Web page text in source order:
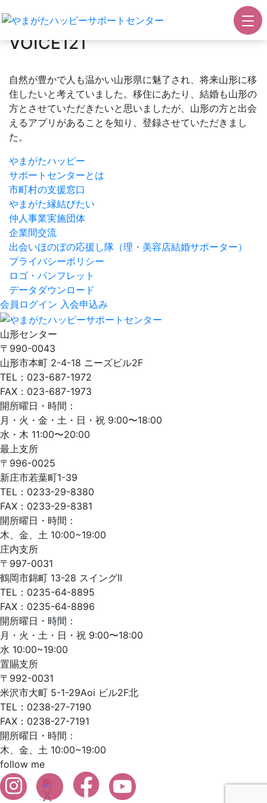
利用者の声
VOICE121
自然が豊かで人も温かい山形県に魅了され、将来山形に移
住したいと考えていました。移住にあたり、結婚も山形の
方とさせていただきたいと思いましたが、山形の方と出会
えるアプリがあることを知り、登録させていただきまし
た。
やまがたハッピー
サポートセンターとは
市町村の支援窓口
やまがた縁結びたい
仲人事業実施団体
企業間交流
出会いほのぼの応援し隊 （理・美容店結婚サポーター）
プライバシーポリシー
ロゴ・パンフレット
データダウンロード
会員ログイン 入会申込み
山形センター
〒990-0043
山形市本町 2-4-18 ニーズビル2F
TEL：023-687-1972
FAX：023-687-1973
開所曜日・時間：
月・火・金・土・日・祝 9:00〜18:00
水・木 11:00〜20:00
最上支所
〒996-0025
新庄市若葉町1-39
TEL：0233-29-8380
FAX：0233-29-8381
開所曜日・時間：
木、金、土 10:00~19:00
庄内支所
〒997-0031
鶴岡市錦町 13-28 スイングII
TEL：0235-64-8895
FAX：0235-64-8896
開所曜日・時間：
月・火・土・日・祝 9:00〜18:00
水 10:00~19:00
置賜支所
〒992-0031
米沢市大町 5-1-29Aoi ビル2F北
TEL：0238-27-7190
FAX：0238-27-7191
開所曜日・時間：
木、金、土 10:00~19:00
follow me